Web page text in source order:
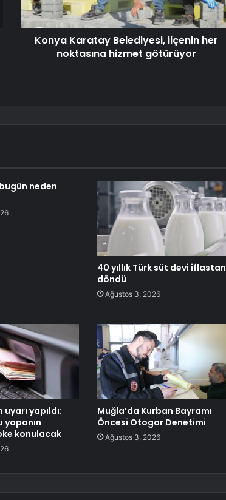
Konya Karatay Belediyesi, ilçenin her
noktasına hizmet götürüyor
neden
40 yıllık Türk süt devi iflastan
döndü
Ağustos 3, 2026
yapıldı:
yapanın
konulacak
Muğla’da Kurban Bayramı
Öncesi Otogar Denetimi
Ağustos 3, 2026